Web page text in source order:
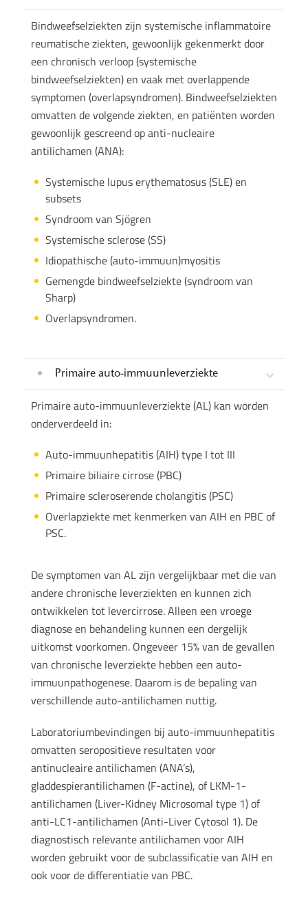
Bindweefselziekten zijn systemische inflammatoire
reumatische ziekten, gewoonlijk gekenmerkt door
een chronisch verloop (systemische
bindweefselziekten) en vaak met overlappende
symptomen (overlapsyndromen). Bindweefselziekten
omvatten de volgende ziekten, en patiënten worden
gewoonlijk gescreend op anti-nucleaire
antilichamen (ANA):
Systemische lupus erythematosus (SLE) en
subsets
Syndroom van Sjögren
Systemische sclerose (SS)
Idiopathische (auto-immuun)myositis
Gemengde bindweefselziekte (syndroom van
Sharp)
Overlapsyndromen.
Primaire auto-immuunleverziekte
Primaire auto-immuunleverziekte (AL) kan worden
onderverdeeld in:
Auto-immuunhepatitis (AIH) type I tot III
Primaire biliaire cirrose (PBC)
Primaire scleroserende cholangitis (PSC)
Overlapziekte met kenmerken van AIH en PBC of
PSC.
De symptomen van AL zijn vergelijkbaar met die van
andere chronische leverziekten en kunnen zich
ontwikkelen tot levercirrose. Alleen een vroege
diagnose en behandeling kunnen een dergelijk
uitkomst voorkomen. Ongeveer 15% van de gevallen
van chronische leverziekte hebben een auto-
immuunpathogenese. Daarom is de bepaling van
verschillende auto-antilichamen nuttig.
Laboratoriumbevindingen bij auto-immuunhepatitis
omvatten seropositieve resultaten voor
antinucleaire antilichamen (ANA’s),
gladdespierantilichamen (F-actine), of LKM-1-
antilichamen (Liver-Kidney Microsomal type 1) of
anti-LC1-antilichamen (Anti-Liver Cytosol 1). De
diagnostisch relevante antilichamen voor AIH
worden gebruikt voor de subclassificatie van AIH en
ook voor de differentiatie van PBC.